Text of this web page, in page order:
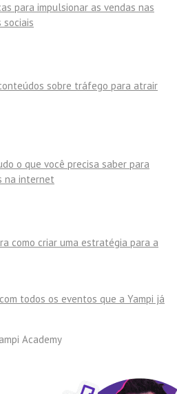
para impulsionar as vendas nas
sociais
sobre tráfego para atrair
o que você precisa saber para
na internet
como criar uma estratégia para a
todos os eventos que a Yampi já
Academy